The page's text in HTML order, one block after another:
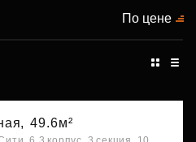
По цене
49.6м²